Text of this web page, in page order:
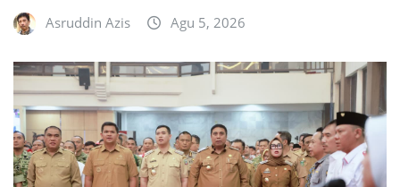
Asruddin Azis Agu 5, 2026